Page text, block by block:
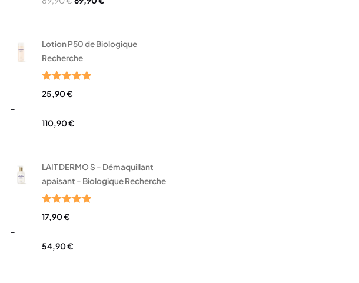
Lotion P50 de Biologique
Recherche
Note5.00
25,90€
–
110,90€
LAIT DERMO S - Démaquillant
apaisant - Biologique Recherche
Note 5.00
17,90€
–
54,90€